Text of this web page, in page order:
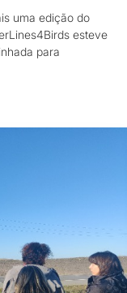
uma edição do
esteve
para